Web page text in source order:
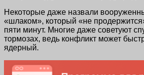
Некоторые даже назвали
«шлаком», который «не
пяти минут. Многие даже советуют
тормозах, ведь конфликт может
ядерный.